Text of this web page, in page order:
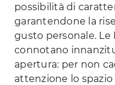
possibilità di
garantendone la
gusto personale.
connotano
apertura: per non
attenzione lo